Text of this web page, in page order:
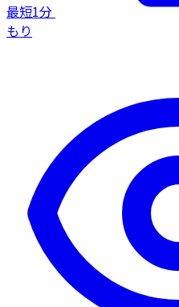
最短1分
もり